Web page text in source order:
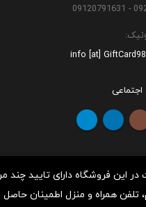
این فروشگاه دارای تایید چند
همراه و منزل اطمینان حاصل
info [at]
مادی و معنوی برای "گیفت کارت 98" محفوظ می باشد.